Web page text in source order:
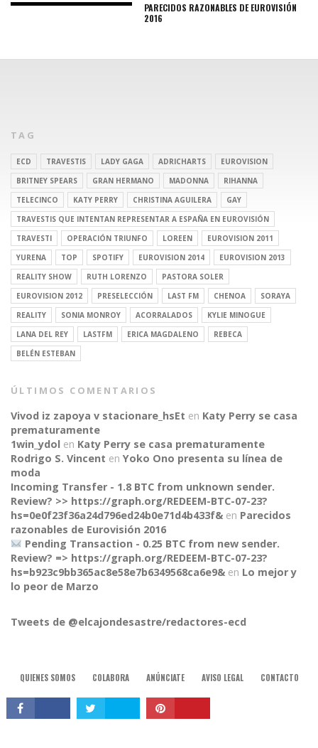
CONNECT
PARECIDOS RAZONABLES DE EUROVISIÓN
2016
TAG
ECD TRAVESTIS LADY GAGA ADRICHARTS
EUROVISION
BRITNEY SPEARS
GRAN HERMANO MADONNA
RIHANNA
TELECINCO
KATY PERRY CHRISTINA AGUILERA
GAY
TRAVESTIS QUE INTENTAN REPRESENTAR A ESPAÑA EN EUROVISIÓN
TRAVESTI
OPERACIÓN TRIUNFO LOREEN
EUROVISION 2011
YURENA
TOP SPOTIFY EUROVISION 2014
EUROVISION 2013
REALITY SHOW
RUTH LORENZO
PASTORA SOLER
EUROVISION 2012
PRESELECCIÓN LAST FM CHENOA
SORAYA
REALITY
SONIA MONROY ACORRALADOS
KYLIE MINOGUE
LANA DEL REY
LASTFM ERICA MAGDALENO
REBECA
BELÉN ESTEBAN
ÚLTIMOS COMENTARIOS
Vivod iz zapoya v stacionare_hsEt en Katy Perry se casa
prematuramente
1win_ydol en Katy Perry se casa prematuramente
Rodrigo S. Vincent en Yoko Ono presenta su línea de
moda
Incoming Transfer - 1.8 BTC from unknown sender.
Review? >> https://graph.org/REDEEM-BTC-07-23?
hs=0e0f23f36a24d796ed24b0e71d4b433f& en Parecidos
razonables de Eurovisión 2016
Pending Transaction - 0.25 BTC from new sender.
Review? => https://graph.org/REDEEM-BTC-07-23?
hs=b923c9bb365ac8e58e7b6349568ca6e9& en Lo mejor y
lo peor de Marzo
Tweets de @elcajondesastre/redactores-ecd
QUIENES SOMOS COLABORA ANÚNCIATE AVISO LEGAL CONTACTO
© 2015, El Cajón Desastre.